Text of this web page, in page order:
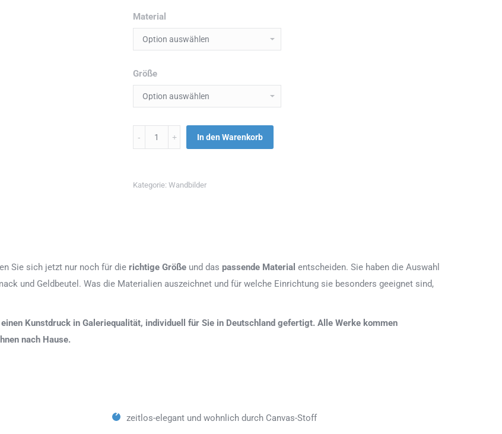
Material
Größe
Menge In den Warenkorb
Kategorie: Wandbilder
Sie sich jetzt nur noch für die richtige Größe und das passende Material entscheiden. Sie haben die Auswahl
und Geldbeutel. Was die Materialien auszeichnet und für welche Einrichtung sie besonders geeignet sind,
Kunstdruck in Galeriequalität, individuell für Sie in Deutschland gefertigt. Alle Werke kommen
nach Hause.
zeitlos-elegant und wohnlich durch Canvas-Stoff